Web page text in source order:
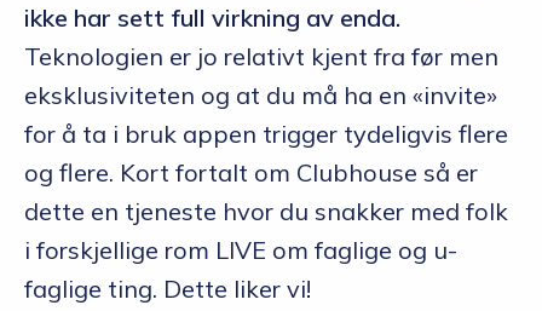
ikke har sett full virkning av enda.
Teknologien er jo relativt kjent fra før men
eksklusiviteten og at du må ha en «invite»
for å ta i bruk appen trigger tydeligvis flere
og flere. Kort fortalt om Clubhouse så er
dette en tjeneste hvor du snakker med folk
i forskjellige rom LIVE om faglige og u-
faglige ting. Dette liker vi!